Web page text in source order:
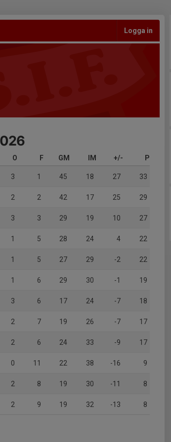
Logga in
O F GM IM +/- P
3 1 45 18 27 33
2 2 42 17 25 29
3 3 29 19 10 27
1 5 28 24 4 22
1 5 27 29 -2 22
1 6 29 30 -1 19
3 6 17 24 -7 18
2 7 19 26 -7 17
2 6 24 33 -9 17
0 11 22 38 -16 9
2 8 19 30 -11 8
2 9 19 32 -13 8